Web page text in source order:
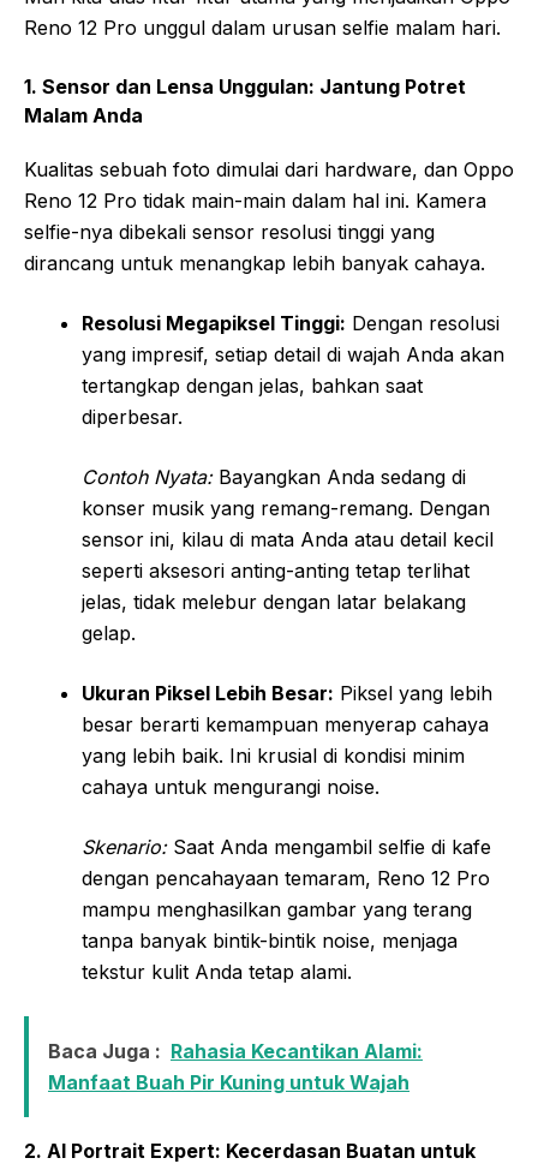
Reno 12 Pro unggul dalam urusan selfie malam hari.
1. Sensor dan Lensa Unggulan: Jantung Potret
Malam Anda
Kualitas sebuah foto dimulai dari hardware, dan Oppo
Reno 12 Pro tidak main-main dalam hal ini. Kamera
selfie-nya dibekali sensor resolusi tinggi yang
dirancang untuk menangkap lebih banyak cahaya.
Resolusi Megapiksel Tinggi: Dengan resolusi
yang impresif, setiap detail di wajah Anda akan
tertangkap dengan jelas, bahkan saat
diperbesar.
Contoh Nyata:Bayangkan Anda sedang di
konser musik yang remang-remang. Dengan
sensor ini, kilau di mata Anda atau detail kecil
seperti aksesori anting-anting tetap terlihat
jelas, tidak melebur dengan latar belakang
gelap.
Ukuran Piksel Lebih Besar: Piksel yang lebih
besar berarti kemampuan menyerap cahaya
yang lebih baik. Ini krusial di kondisi minim
cahaya untuk mengurangi noise.
Skenario:Saat Anda mengambil selfie di kafe
dengan pencahayaan temaram, Reno 12 Pro
mampu menghasilkan gambar yang terang
tanpa banyak bintik-bintik noise, menjaga
tekstur kulit Anda tetap alami.
Baca Juga : Rahasia Kecantikan Alami:
Manfaat Buah Pir Kuning untuk Wajah
2. AI Portrait Expert: Kecerdasan Buatan untuk